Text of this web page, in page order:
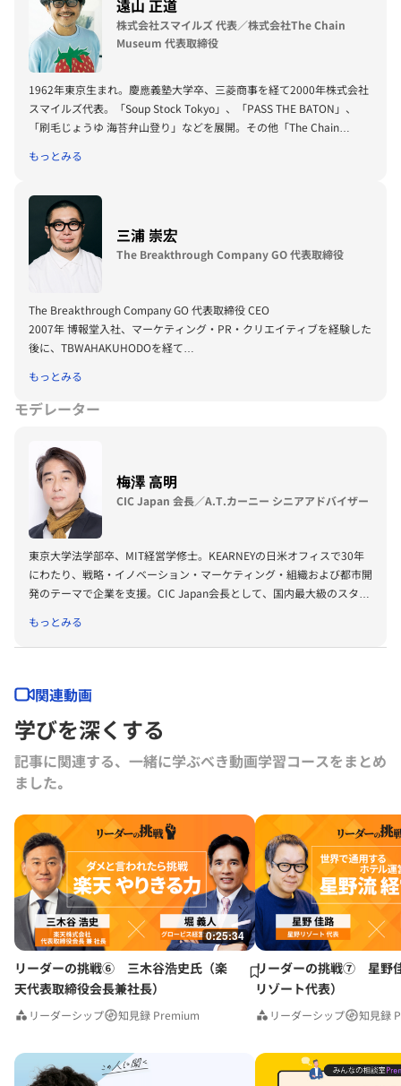
遠山 正道
株式会社スマイルズ 代表／株式会社The Chain
Museum 代表取締役
1962年東京生まれ。慶應義塾大学卒、三菱商事を経て2000年株式会社
スマイルズ代表。「Soup Stock Tokyo」、「PASS THE BATON」、
「刷毛じょうゆ 海苔弁山登り」などを展開。その他「The Chain
教授、東京ビエンナーレなどでは作家として活動。YouTube「新種の老
もっとみる
三浦 崇宏
The Breakthrough Company GO 代表取締役
The Breakthrough Company GO 代表取締役 CEO
2007年 博報堂入社、マーケティング・PR・クリエイティブを経験した
後に、TBWAHAKUHODOを経て
クリエイティブの力で社会の変化と挑戦を支援することをミッションに
掲げる。
スタートアップや自治体のプロジェクトまで幅広く手掛ける。
Cannes Lions、PRアワードグランプリ、ACC TOKYO CREATIVITY
AWORDS グランプリ/総務大臣賞など受賞多数。
著書『言語化力（言葉にできれば人生は変わる）』（SBクリエイティ
ブ）がAmazonのビジネス書ランキングで１位に。
『超クリエイティブ 発想 × 実装で現実を動かす』（文藝春秋）ほか著
書は5冊。
THE CREATIVE ACADEMY主催。
もっとみる
モデレーター
梅澤 高明
CIC Japan 会長／A.T.カーニー シニアアドバイザー
東京大学法学部卒、MIT経営学修士。KEARNEYの日米オフィスで30年
にわたり、戦略・イノベーション・マーケティング・組織および都市開
発のテーマで企業を支援。CIC Japan会長として、国内最大級のスター
に、ライフサイエンス、環境・エネルギーなど多様なテーマでイノベー
ションコミュニティを構築中。今春、CICのアジア2拠点目としてCIC
ーンショット型研究開発制度 戦略推進会議」構成員。富裕層観光、サ
ステナブル観光、ナイトタイムエコノミーなどのテーマで政府委員会の
委員・座長を務める。文化観光、富裕層観光、夜間観光のコンテンツ開
発支援実績多数。主な著書に「NEXTOKYO」（共著、日経BP社）、
「最強のシナリオプランニング」（編著、東洋経済新報社）。
もっとみる
関連動画
学びを深くする
記事に関連する、一緒に学ぶべき動画学習コースをまとめ
ました｡
0:25:34
リーダーの挑戦⑥ 三木谷浩史氏（楽
天代表取締役会長兼社長）
リーダーシップ 知見録 Premium
リーダーの挑戦⑦ 星野
リゾート代表）
リーダーシップ 知見録